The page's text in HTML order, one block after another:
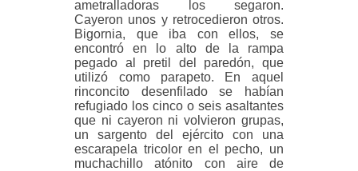
ametralladoras los segaron.
Cayeron unos y retrocedieron otros.
Bigornia, que iba con ellos, se
encontró en lo alto de la rampa
pegado al pretil del paredón, que
utilizó como parapeto. En aquel
rinconcito desenfilado se habían
refugiado los cinco o seis asaltantes
que ni cayeron ni volvieron grupas,
un sargento del ejército con una
escarapela tricolor en el pecho, un
muchachillo atónito con aire de